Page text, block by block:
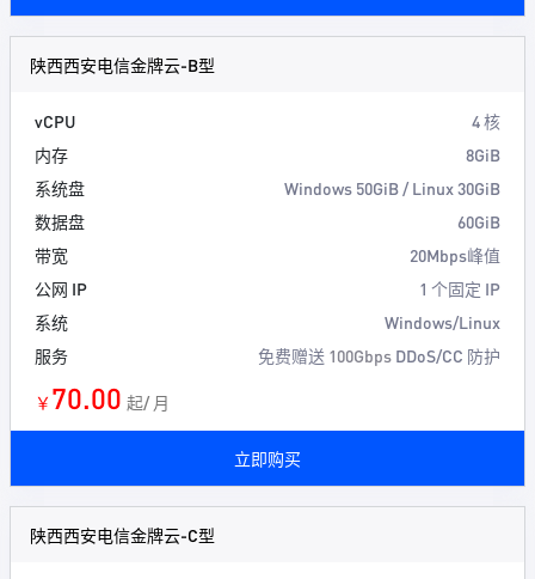
陕西西安电信金牌云-B型
vCPU
4 核
内存
8GiB
系统盘
Windows 50GiB / Linux 30GiB
数据盘
60GiB
带宽
20Mbps峰值
公网 IP
1 个固定 IP
系统
Windows/Linux
服务
免费赠送 100Gbps DDoS/CC 防护
￥ 70.00 起/ 月
立即购买
陕西西安电信金牌云-C型